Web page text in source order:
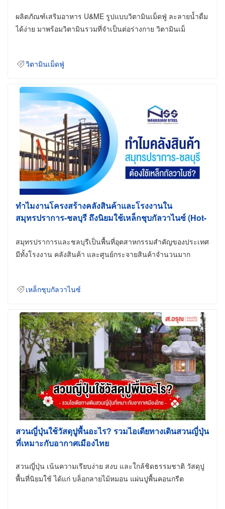
ผลิตภัณฑ์เสริมอาหาร U&ME รูปแบบวิตามินเม็ดฟู่ ละลายน้ำดื่ม
ได้ง่าย มาพร้อมวิตามินรวมที่จำเป็นต่อร่างกาย วิตามินเม็
วิตามินเม็ดฟู่
ทำไมงานโครงสร้างคลังสินค้าและโรงงานใน
สมุทรปราการ-ชลบุรี ถึงนิยมใช้เหล็กชุบกัลวาไนซ์ (Hot-
สมุทรปราการและชลบุรีเป็นพื้นที่อุตสาหกรรมสำคัญของประเทศ
มีทั้งโรงงาน คลังสินค้า และศูนย์กระจายสินค้าจำนวนมาก
เหล็กชุบกัลวาไนซ์
สวนญี่ปุ่นใช้วัสดุปูพื้นอะไร? รวมไอเดียทางเดินสวนญี่ปุ่น
ที่เหมาะกับอากาศเมืองไทย
สวนญี่ปุ่น เน้นความเรียบง่าย สงบ และใกล้ชิดธรรมชาติ วัสดุปู
พื้นที่นิยมใช้ ได้แก่ บล็อกลายไม้หมอน แผ่นปูพื้นคอนกรีต